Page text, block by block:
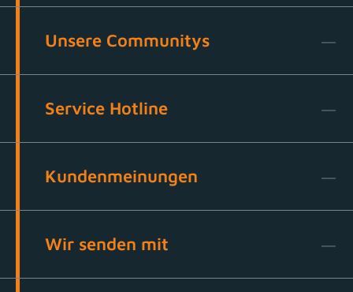
Unsere Communitys
Service Hotline
Kundenmeinungen
Wir senden mit